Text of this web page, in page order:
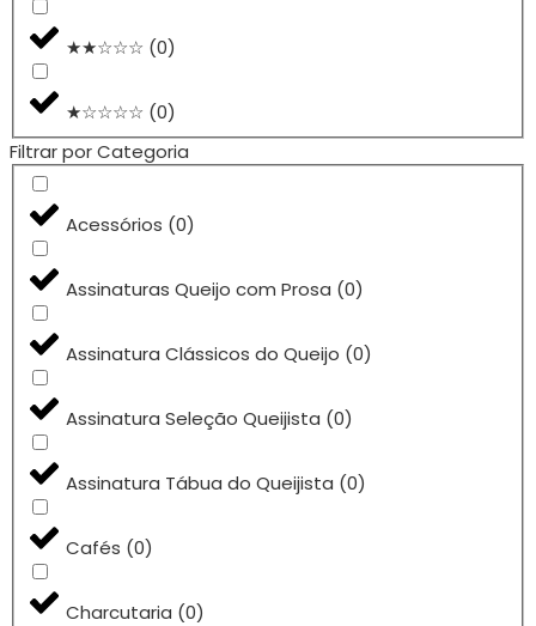
★★☆☆☆ (0)
★☆☆☆☆ (0)
Filtrar por Categoria
Acessórios (0)
Assinaturas Queijo com Prosa (0)
Assinatura Clássicos do Queijo (0)
Assinatura Seleção Queijista (0)
Assinatura Tábua do Queijista (0)
Cafés (0)
Charcutaria (0)